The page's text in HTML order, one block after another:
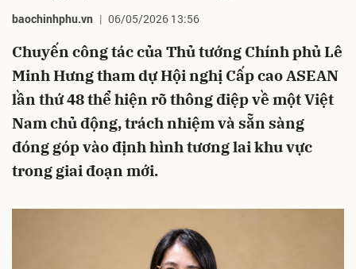
baochinhphu.vn 06/05/2026 13:56
Chuyến công tác của Thủ tướng Chính phủ Lê
Minh Hưng tham dự Hội nghị Cấp cao ASEAN
lần thứ 48 thể hiện rõ thông điệp về một Việt
Nam chủ động, trách nhiệm và sẵn sàng
đóng góp vào định hình tương lai khu vực
trong giai đoạn mới.
Hủy Gửi